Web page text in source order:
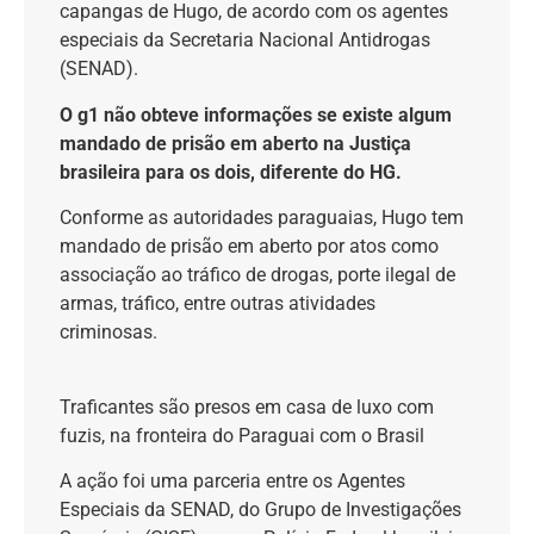
capangas de Hugo, de acordo com os agentes
especiais da Secretaria Nacional Antidrogas
(SENAD).
O g1 não obteve informações se existe algum
mandado de prisão em aberto na Justiça
brasileira para os dois, diferente do HG.
Conforme as autoridades paraguaias, Hugo tem
mandado de prisão em aberto por atos como
associação ao tráfico de drogas, porte ilegal de
armas, tráfico, entre outras atividades
criminosas.
Traficantes são presos em casa de luxo com
fuzis, na fronteira do Paraguai com o Brasil
A ação foi uma parceria entre os Agentes
Especiais da SENAD, do Grupo de Investigações